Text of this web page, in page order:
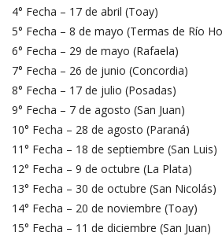
4° Fecha – 17 de abril (Toay)
5° Fecha – 8 de mayo (Termas de Río
6° Fecha – 29 de mayo (Rafaela)
7° Fecha – 26 de junio (Concordia)
8° Fecha – 17 de julio (Posadas)
9° Fecha – 7 de agosto (San Juan)
10° Fecha – 28 de agosto (Paraná)
11° Fecha – 18 de septiembre (San Luis)
12° Fecha – 9 de octubre (La Plata)
13° Fecha – 30 de octubre (San Nicolás)
14° Fecha – 20 de noviembre (Toay)
15° Fecha – 11 de diciembre (San Juan)